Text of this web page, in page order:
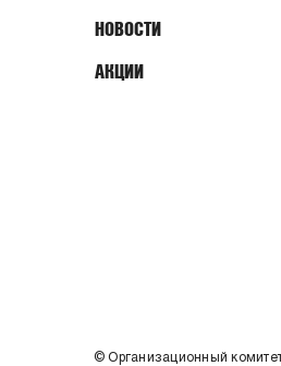
НОВОСТИ
АКЦИИ
© Организационный